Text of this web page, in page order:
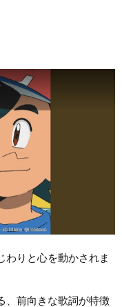
わりと心を動かされま
、前向きな歌詞が特徴